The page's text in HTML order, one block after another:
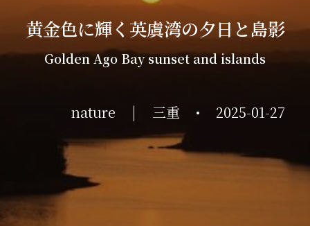
黄金色に輝く英虞湾の夕日と島影
Golden Ago Bay sunset and islands
nature | 三重 • 2025-01-27